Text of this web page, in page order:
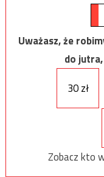
Uważasz, że
do
30 zł
Zobacz kto